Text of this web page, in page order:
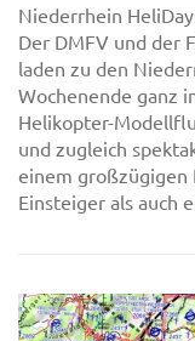
Niederrhein
Der DMFV und der
laden zu den
Wochenende ganz
Helikopter-
und zugleich
einem großzügigen
Einsteiger als auch